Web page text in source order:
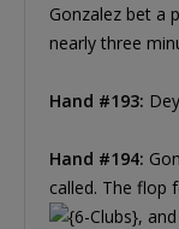
Gonzalez bet a
nearly three
Hand #193:
Hand #194:
called. The flop
,